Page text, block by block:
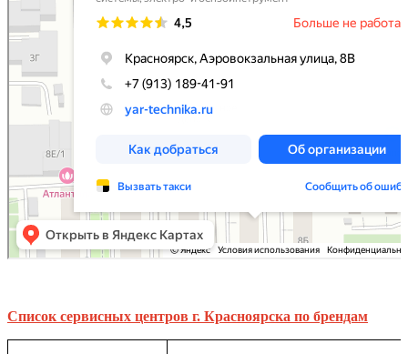
Список сервисных центров г. Красноярска по брендам